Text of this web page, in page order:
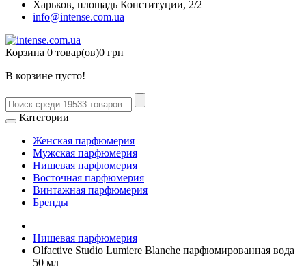
Харьков, площадь Конституции, 2/2
info@intense.com.ua
Корзина 0 товар(ов)0 грн
В корзине пусто!
Категории
Женская парфюмерия
Мужская парфюмерия
Нишевая парфюмерия
Восточная парфюмерия
Винтажная парфюмерия
Бренды
Нишевая парфюмерия
Olfactive Studio Lumiere Blanche парфюмированная вода
50 мл